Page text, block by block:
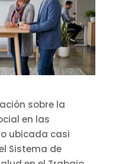
sobre la
en las
ubicada casi
Sistema de